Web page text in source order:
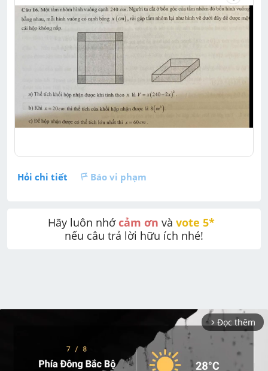
Hỏi chi tiết Báo vi phạm
Hãy luôn nhớ cảm ơn và vote 5*
nếu câu trả lời hữu ích nhé!
arrow_forward_ios Đọc thêm